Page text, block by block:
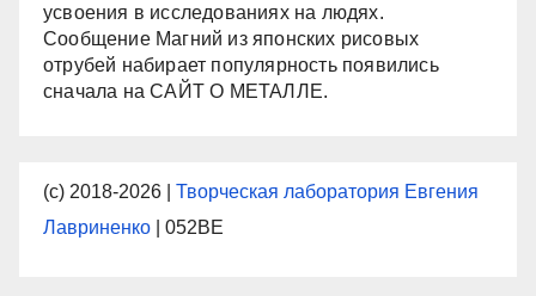
усвоения в исследованиях на людях.
Сообщение Магний из японских рисовых
отрубей набирает популярность появились
сначала на САЙТ О МЕТАЛЛЕ.
(с) 2018-2026 | Творческая лаборатория Евгения
Лавриненко | 052BE